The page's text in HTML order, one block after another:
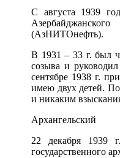
С августа 1939
(АзНИТОнефть).
В 1931 – 33 г. был
созыва и
сентябре 1938 г.
имею двух детей.
и никаким
Архангельский
22 декабря 1939
государственного